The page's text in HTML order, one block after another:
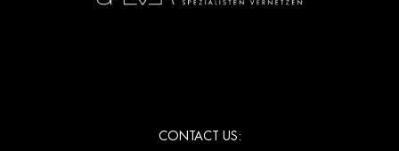
CONTACT US: